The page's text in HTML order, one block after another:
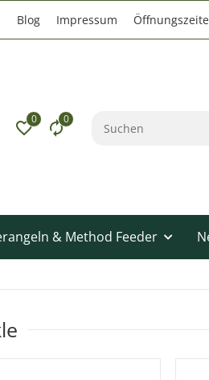
Blog Impressum
0 0
& Method Feeder